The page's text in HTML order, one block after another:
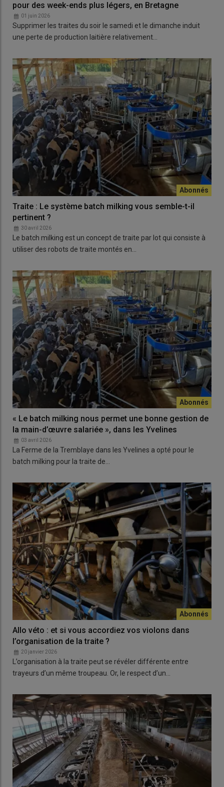
pour des week-ends plus légers, en Bretagne
01 juin 2026
Supprimer les traites du soir le samedi et le dimanche induit
une perte de production laitière relativement…
Traite : Le système batch milking vous semble-t-il
pertinent ?
30 avril 2026
Le batch milking est un concept de traite par lot qui consiste à
utiliser des robots de traite montés en…
« Le batch milking nous permet une bonne gestion de
la main-d’œuvre salariée », dans les Yvelines
03 avril 2026
La Ferme de la Tremblaye dans les Yvelines a opté pour le
batch milking pour la traite de…
Allo véto : et si vous accordiez vos violons dans
l’organisation de la traite ?
20 janvier 2026
L’organisation à la traite peut se révéler différente entre
trayeurs d’un même troupeau. Or, le respect d’un…